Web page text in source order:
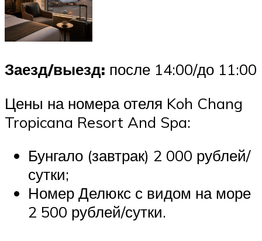
Заезд/выезд: после 14:00/до 11:00
Цены на номера отеля Koh Chang
Tropicana Resort And Spa:
Бунгало (завтрак) 2 000 рублей/
сутки;
Номер Делюкс с видом на море
2 500 рублей/сутки.